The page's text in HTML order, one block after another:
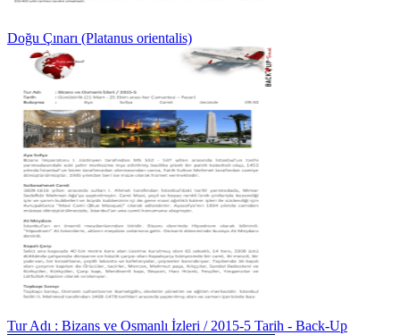
Doğu Çınarı (Platanus orientalis)
Tur Adı : Bizans ve Osmanlı İzleri / 2015-5 Tarih - Back-Up